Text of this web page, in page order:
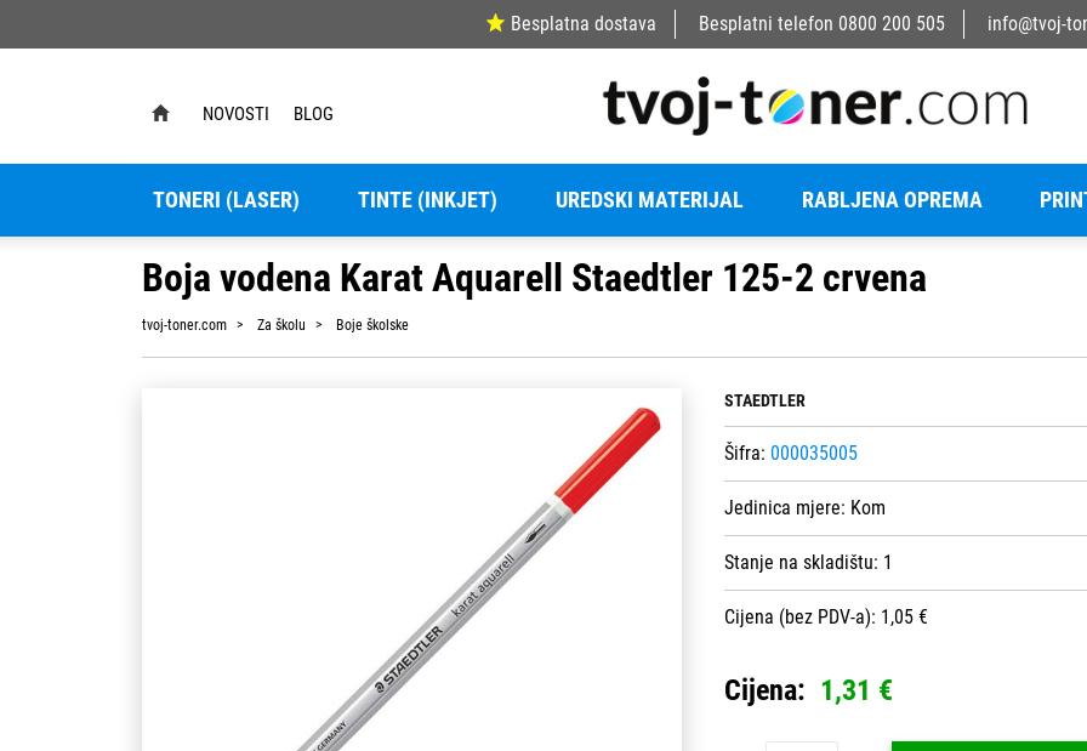
Besplatna dostava Besplatni telefon 0800 200 505 info@tvoj-
NOVOSTI BLOG
TONERI (LASER) TINTE (INKJET) UREDSKI MATERIJAL RABLJENA OPREMA
Boja vodena Karat Aquarell Staedtler 125-2 crvena
tvoj-toner.com Za školu Boje školske
STAEDTLER
Šifra: 000035005
Jedinica mjere: Kom
Stanje na skladištu: 1
Cijena (bez PDV-a): 1,05 €
Cijena: 1,31 €